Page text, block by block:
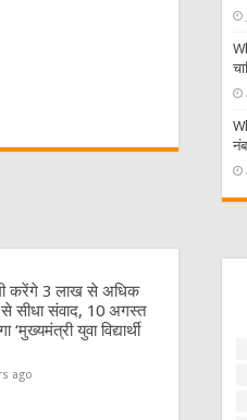
करेंगे 3 लाख से अधिक
से सीधा संवाद, 10 अगस्त
युवा विद्यार्थी
ago